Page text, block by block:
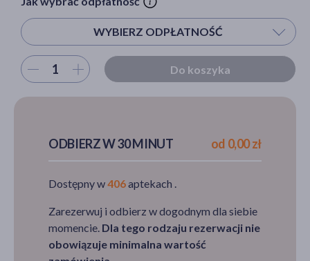
WYBIERZ ODPŁATNOŚĆ
Wybierz ilość Do koszyka
ODBIERZ W 30 MINUT od 0,00 zł
Dostępny w406aptekach .
Zarezerwuj i odbierz w dogodnym dla siebie
momencie. Dla tego rodzaju rezerwacji nie
obowiązuje minimalna wartość